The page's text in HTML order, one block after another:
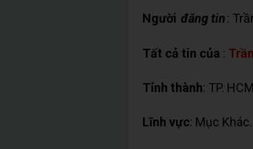
Người đăng tin:
Tất cả tin của :
Tỉnh thành: TP.
Lĩnh vực: Mục Khác.